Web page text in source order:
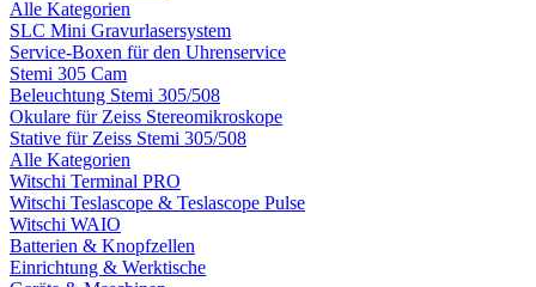
Alle Kategorien
SLC Mini Gravurlasersystem
Service-Boxen für den Uhrenservice
Stemi 305 Cam
Beleuchtung Stemi 305/508
Okulare für Zeiss Stereomikroskope
Stative für Zeiss Stemi 305/508
Alle Kategorien
Witschi Terminal PRO
Witschi Teslascope & Teslascope Pulse
Witschi WAIO
Batterien & Knopfzellen
Einrichtung & Werktische